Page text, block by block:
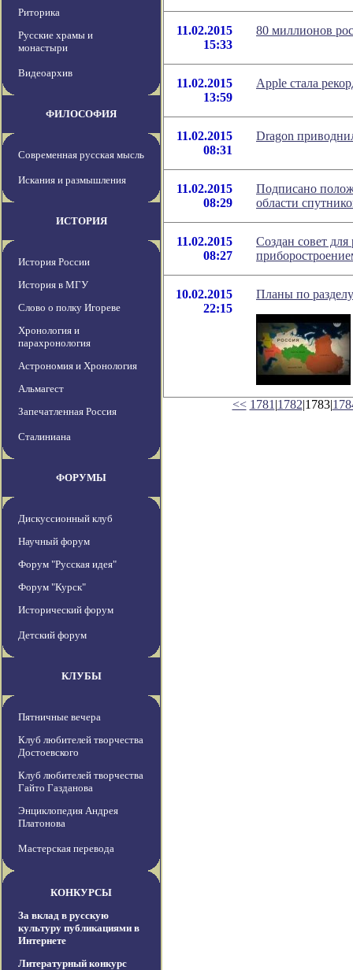
Риторика
Русские храмы и
монастыри
Видеоархив
ФИЛОСОФИЯ
Современная русская мысль
Искания и размышления
ИСТОРИЯ
История России
История в МГУ
Слово о полку Игореве
Хронология и
парахронология
Астрономия и Хронология
Альмагест
Запечатленная Россия
Сталиниана
ФОРУМЫ
Дискуссионный клуб
Научный форум
Форум "Русская идея"
Форум "Курск"
Исторический форум
Детский форум
КЛУБЫ
Пятничные вечера
Клуб любителей творчества
Достоевского
Клуб любителей творчества
Гайто Газданова
Энциклопедия Андрея
Платонова
Мастерская перевода
КОНКУРСЫ
За вклад в русскую
культуру публикациями в
Интернете
Литературный конкурс
11.02.2015
15:33
80 миллионов
11.02.2015
13:59
Apple стала
11.02.2015
08:31
Dragon
11.02.2015
08:29
Подписано
области
11.02.2015
08:27
Создан совет
10.02.2015
22:15
Планы по
<< 1781 |1782|1783|